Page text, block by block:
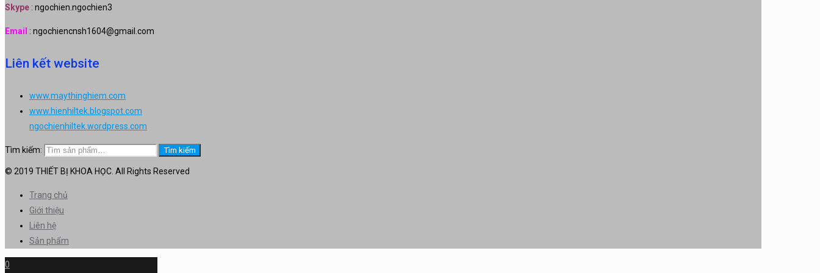
Skype : ngochien.ngochien3
Email : ngochiencnsh1604@gmail.com
Liên kết website
www.maythinghiem.com
www.hienhiltek.blogspot.com
ngochienhiltek.wordpress.com
Tìm kiếm: Tìm kiếm
© 2019 THIẾT BỊ KHOA HỌC. All Rights Reserved
Trang chủ
Giới thiệu
Liên hệ
Sản phẩm
0